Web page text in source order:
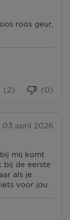
heb je 14
of te
nog eens 14
op onze FAQ
roos geur,
(0)
(2)
03 april 2026
mij komt
bij de eerste
als je
voor jou.